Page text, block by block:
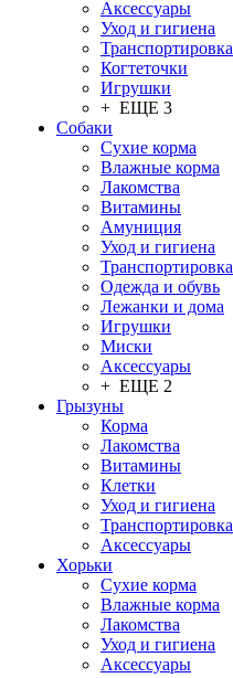
Аксессуары
Уход и гигиена
Транспортировка
Когтеточки
Игрушки
+ ЕЩЕ 3
Собаки
Сухие корма
Влажные корма
Лакомства
Витамины
Амуниция
Уход и гигиена
Транспортировка
Одежда и обувь
Лежанки и дома
Игрушки
Миски
Аксессуары
+ ЕЩЕ 2
Грызуны
Корма
Лакомства
Витамины
Клетки
Уход и гигиена
Транспортировка
Аксессуары
Хорьки
Сухие корма
Влажные корма
Лакомства
Уход и гигиена
Аксессуары